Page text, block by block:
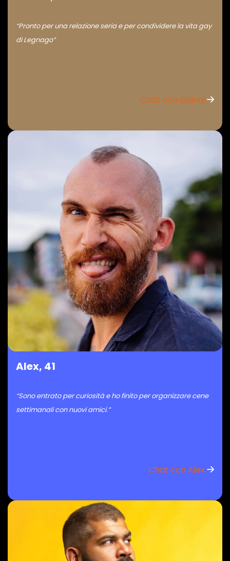
“Pronto per una relazione seria e per condividere la vita gay
di Legnago”
Chat con Gianni
Alex, 41
“Sono entrato per curiosità e ho finito per organizzare cene
settimanali con nuovi amici.”
Chat con Alex